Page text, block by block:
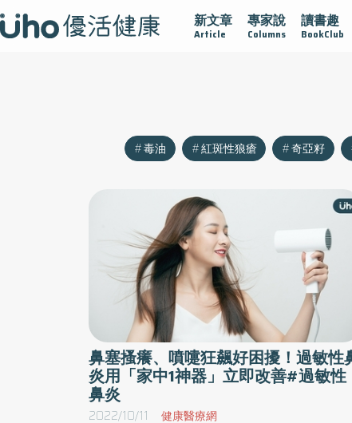
新文章
Article
專家說
Columns
讀書趣
BookClub
黏 守護腺在 疫情保衛戰 再生醫學 愛的未來視
毒油 紅斑性狼瘡 奇亞籽
鼻塞搔癢、噴嚏狂飆好困擾！過敏性
炎用「家中1神器」立即改善#過敏性
鼻炎
2022/10/11 健康醫療網